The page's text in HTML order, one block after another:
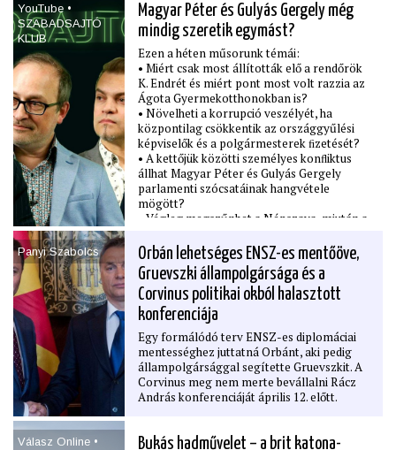
YouTube •
SZABADSAJTÓ
KLUB
Magyar Péter és Gulyás Gergely még
mindig szeretik egymást?
Ezen a héten műsorunk témái:
• Miért csak most állították elő a rendőrök
K. Endrét és miért pont most volt razzia az
Ágota Gyermekotthonokban is?
• Növelheti a korrupció veszélyét, ha
központilag csökkentik az országgyűlési
képviselők és a polgármesterek ﬁzetését?
• A kettőjük közötti személyes konﬂiktus
állhat Magyar Péter és Gulyás Gergely
parlamenti szócsatáinak hangvétele
mögött?
• Végleg megszűnhet a Népszava, miután a
jelenik meg?
• Valójában milyen céllal vállalna pozíciót
Orbán Viktor amerikai segítséggel az
ENSZ-ben?
• Le kell bontani a hatvanpusztai Orbán-
uradalmat, miután kiderült, hogy engedély
nélkül újították fel a műemlék épületeket?
• Csak azért alapította meg Kocsis Máté a
Védvonal nevű jogsegélyszolgálatot, hogy
úgy tűnhessen, a Fidesz még létezik?
• Ki a leginkább „szexi“ politikus jelenleg az
Panyi Szabolcs
Orbán lehetséges ENSZ-es mentőöve,
Gruevszki állampolgársága és a
Corvinus politikai okból halasztott
konferenciája
Egy formálódó terv ENSZ-es diplomáciai
mentességhez juttatná Orbánt, aki pedig
állampolgársággal segítette Gruevszkit. A
Corvinus meg nem merte bevállalni Rácz
András konferenciáját április 12. előtt.
Válasz Online •
Bukás hadművelet – a brit katona-